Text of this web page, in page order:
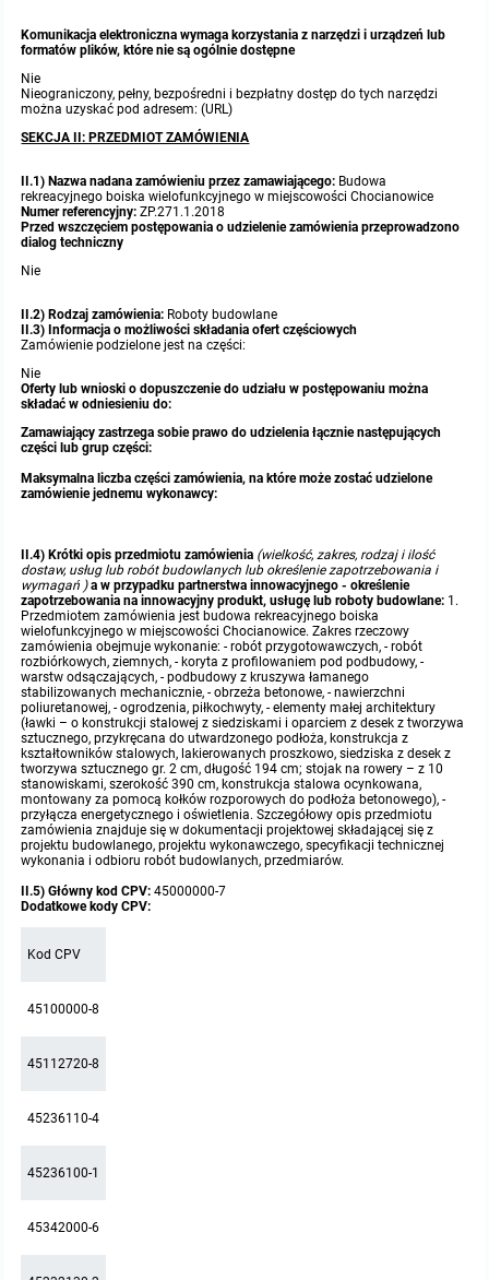
Komunikacja elektroniczna wymaga korzystania z narzędzi i urządzeń lub
formatów plików, które nie są ogólnie dostępne
Nie
Nieograniczony, pełny, bezpośredni i bezpłatny dostęp do tych narzędzi
można uzyskać pod adresem: (URL)
SEKCJA II: PRZEDMIOT ZAMÓWIENIA
II.1) Nazwa nadana zamówieniu przez zamawiającego: Budowa
rekreacyjnego boiska wielofunkcyjnego w miejscowości Chocianowice
Numer referencyjny:ZP.271.1.2018
Przed wszczęciem postępowania o udzielenie zamówienia przeprowadzono
dialog techniczny
Nie
II.2) Rodzaj zamówienia: Roboty budowlane
II.3) Informacja o możliwości składania ofert częściowych
Zamówienie podzielone jest na części:
Nie
Oferty lub wnioski o dopuszczenie do udziału w postępowaniu można
składać w odniesieniu do:
Zamawiający zastrzega sobie prawo do udzielenia łącznie następujących
części lub grup części:
Maksymalna liczba części zamówienia, na które może zostać udzielone
zamówienie jednemu wykonawcy:
II.4) Krótki opis przedmiotu zamówienia (wielkość, zakres, rodzaj i ilość
dostaw, usług lub robót budowlanych lub określenie zapotrzebowania i
wymagań )a w przypadku partnerstwa innowacyjnego - określenie
zapotrzebowania na innowacyjny produkt, usługę lub roboty budowlane: 1.
Przedmiotem zamówienia jest budowa rekreacyjnego boiska
wielofunkcyjnego w miejscowości Chocianowice. Zakres rzeczowy
zamówienia obejmuje wykonanie: - robót przygotowawczych, - robót
rozbiórkowych, ziemnych, - koryta z profilowaniem pod podbudowy, -
warstw odsączających, - podbudowy z kruszywa łamanego
stabilizowanych mechanicznie, - obrzeża betonowe, - nawierzchni
poliuretanowej, - ogrodzenia, piłkochwyty, - elementy małej architektury
(ławki – o konstrukcji stalowej z siedziskami i oparciem z desek z tworzywa
sztucznego, przykręcana do utwardzonego podłoża, konstrukcja z
kształtowników stalowych, lakierowanych proszkowo, siedziska z desek z
tworzywa sztucznego gr. 2 cm, długość 194 cm; stojak na rowery – z 10
stanowiskami, szerokość 390 cm, konstrukcja stalowa ocynkowana,
montowany za pomocą kołków rozporowych do podłoża betonowego), -
przyłącza energetycznego i oświetlenia. Szczegółowy opis przedmiotu
zamówienia znajduje się w dokumentacji projektowej składającej się z
projektu budowlanego, projektu wykonawczego, specyfikacji technicznej
wykonania i odbioru robót budowlanych, przedmiarów.
II.5) Główny kod CPV:45000000-7
Dodatkowe kody CPV:
Kod CPV
45100000-8
45112720-8
45236110-4
45236100-1
45342000-6